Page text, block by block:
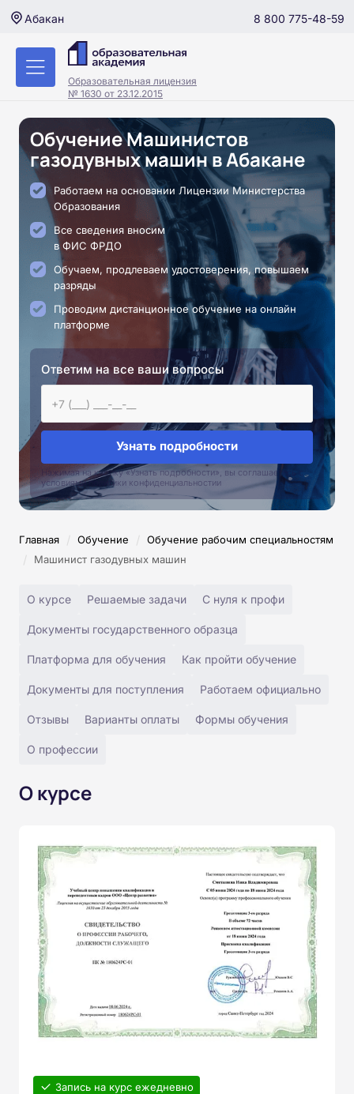
Абакан 8 800 775-48-59
Образовательная лицензия
№ 1630 от 23.12.2015
Обучение Машинистов
газодувных машин в Абакане
Работаем на основании Лицензии Министерства
Образования
Все сведения вносим
в ФИС ФРДО
Обучаем, продлеваем удостоверения, повышаем
разряды
Проводим дистанционное обучение на онлайн
платформе
Ответим на все ваши вопросы
Узнать подробности
Нажимая на кнопку «Узнать подробности», вы соглашаетесь с
условиями политики конфиденциальностии
Главная / Обучение / Обучение рабочим специальностям
/ Машинист газодувных машин
О курсе Решаемые задачи С нуля к профи
Документы государственного образца
Платформа для обучения Как пройти обучение
Документы для поступления Работаем официально
Отзывы Варианты оплаты Формы обучения
О профессии
О курсе
Запись на курс ежедневно